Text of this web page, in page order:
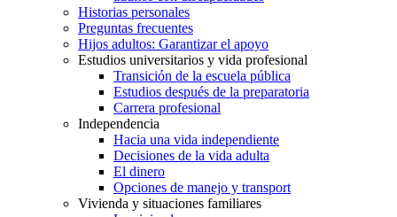
Historias personales
Preguntas frecuentes
Hijos adultos: Garantizar el apoyo
Estudios universitarios y vida profesional
Transición de la escuela pública
Estudios después de la preparatoria
Carrera profesional
Independencia
Hacia una vida independiente
Decisiones de la vida adulta
El dinero
Opciones de manejo y transport
Vivienda y situaciones familiares